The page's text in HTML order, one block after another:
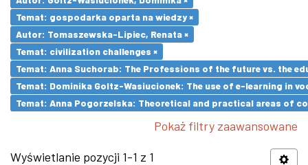
Temat: gospodarka oparta na wiedzy ×
Autor: Tomaszewska-Lipiec, Renata ×
Temat: civilization challenges ×
Temat: Anna Suchorab: The Professions of the future vs. the
Temat: Dominika Goltz-Wasiucionek: The use of e-learning in
Temat: Anna Pogorzelska: Theoretical and practical areas of
Pokaż filtry zaawansowane
Wyświetlanie pozycji 1-1 z 1